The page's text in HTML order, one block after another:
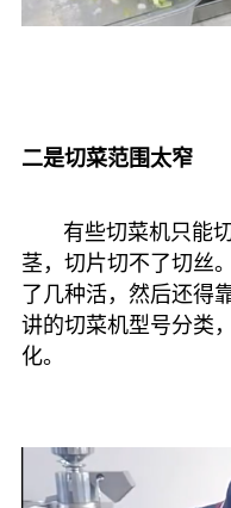
二是切菜范围太窄
有些切菜机只能
茎，切片切不了切丝
了几种活，然后还得
讲的切菜机型号分类
化。